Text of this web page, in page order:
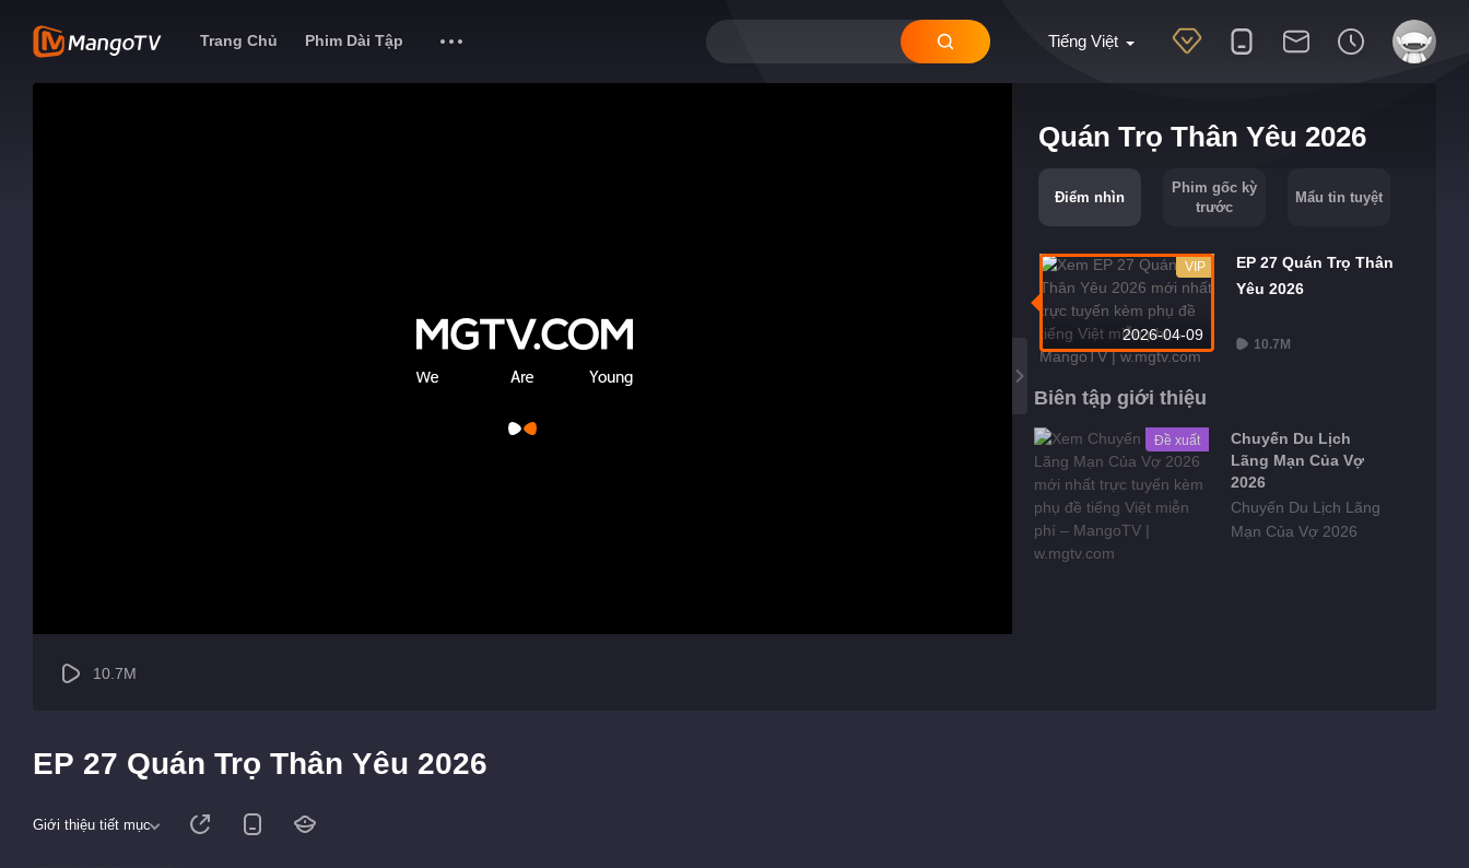
Tiếng Việt
Trang Chủ Phim Dài Tập
Quán Trọ Thân Yêu 2026
Điểm nhìn
Phim gốc kỳ
trước
Mẩu tin tuyệt
2026-04-09
VIP
EP 27 Quán Trọ Thân
Yêu 2026
10.7M
Biên tập giới thiệu
Đề xuất
Chuyến Du Lịch
Lãng Mạn Của Vợ
2026
Chuyến Du Lịch Lãng
Mạn Của Vợ 2026
10.7M
EP 27 Quán Trọ Thân Yêu 2026
Giới thiệu tiết mục